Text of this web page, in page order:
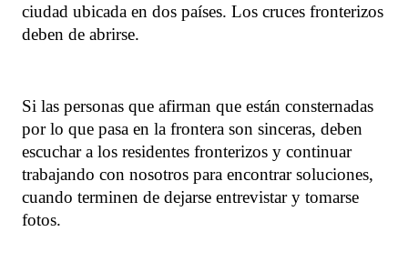
ciudad ubicada en dos países. Los cruces fronterizos
deben de abrirse.
Si las personas que afirman que están consternadas
por lo que pasa en la frontera son sinceras, deben
escuchar a los residentes fronterizos y continuar
trabajando con nosotros para encontrar soluciones,
cuando terminen de dejarse entrevistar y tomarse
fotos.